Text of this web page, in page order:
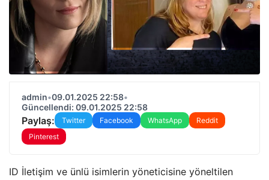
admin•09.01.2025 22:58•
Güncellendi: 09.01.2025 22:58
Paylaş: Twitter Facebook WhatsApp
Reddit
Pinterest
ID İletişim ve ünlü isimlerin yöneticisine yöneltilen